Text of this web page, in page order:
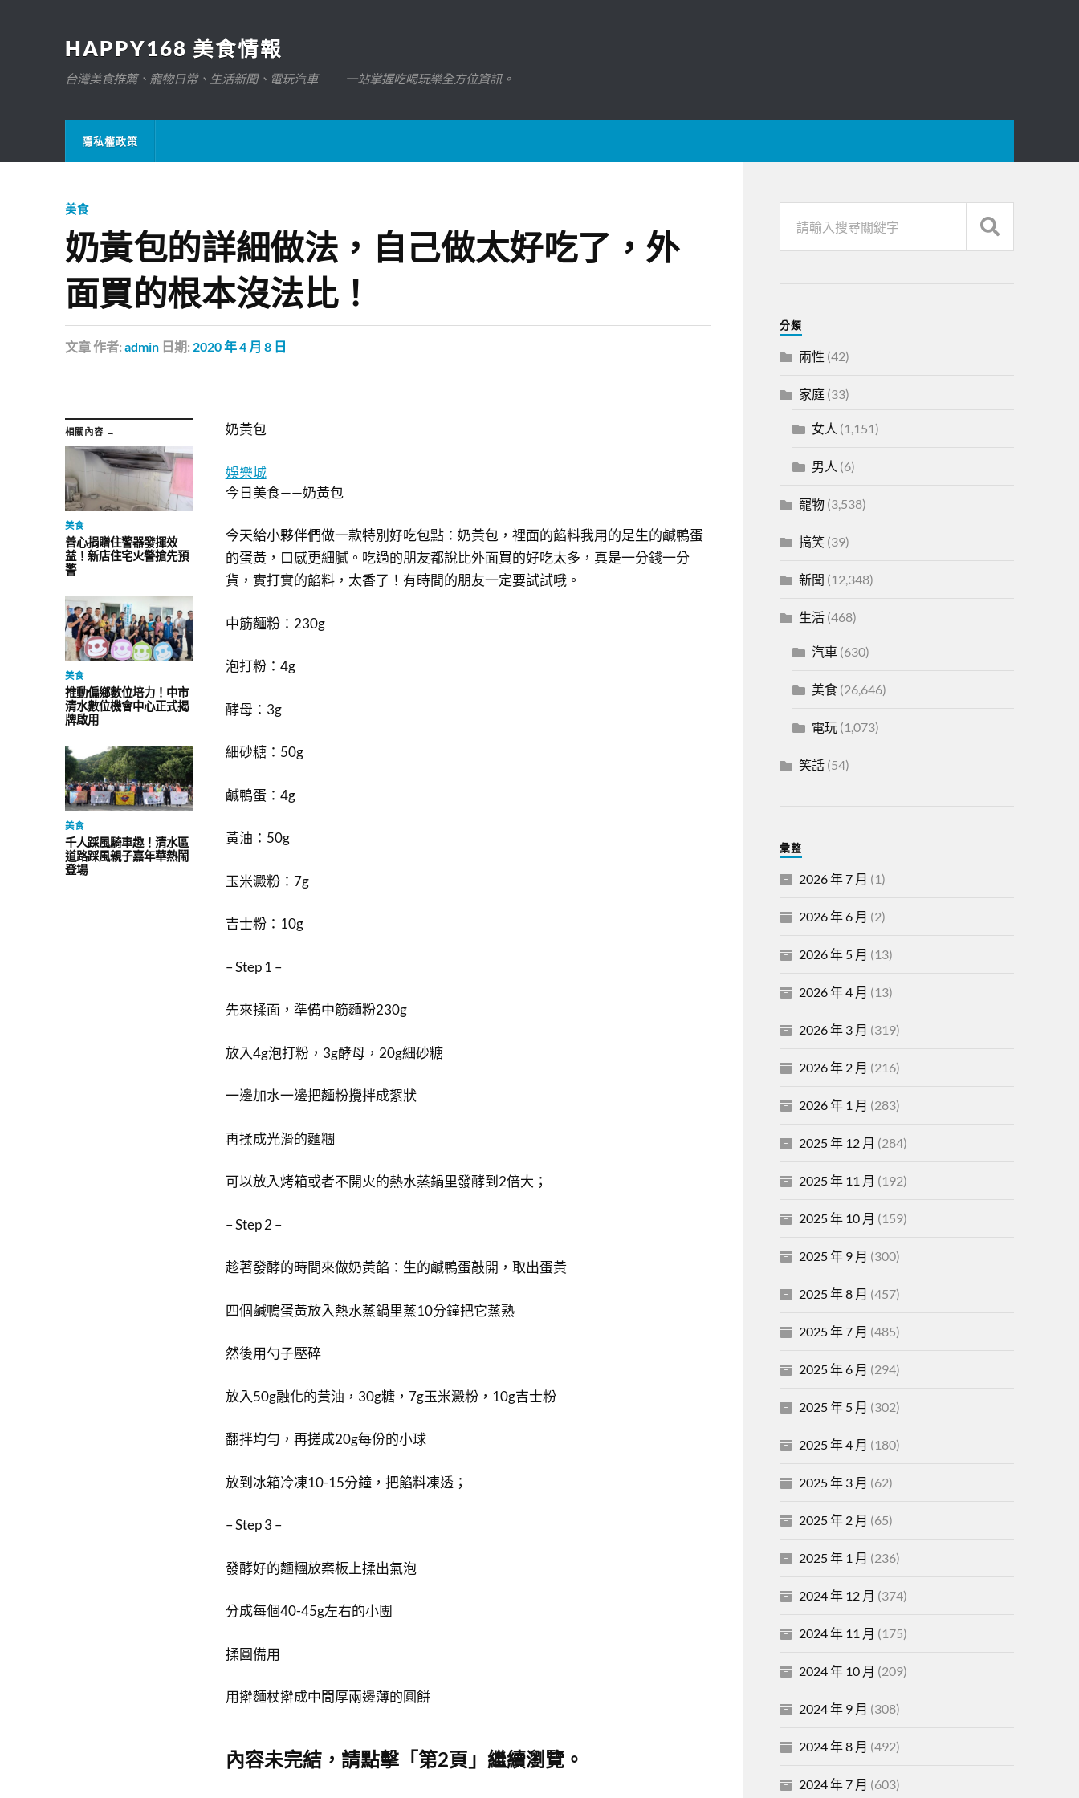
HAPPY168 美食情報
台灣美食推薦、寵物日常、生活新聞、電玩汽車——一站掌握吃喝玩樂全方位資訊。
隱私權政策
美食
奶黃包的詳細做法，自己做太好吃了，外
面買的根本沒法比！
文章作者: admin 日期: 2020 年 4 月 8 日
相關內容 →
美食
善心捐贈住警器發揮效
益！新店住宅火警搶先預
警
美食
推動偏鄉數位培力！中市
清水數位機會中心正式揭
牌啟用
美食
千人踩風騎車趣！清水區
道路踩風親子嘉年華熱鬧
登場
奶黃包
娛樂城
今日美食——奶黃包
今天給小夥伴們做一款特別好吃包點：奶黃包，裡面的餡料我用的是生的鹹鴨蛋
的蛋黃，口感更細膩。吃過的朋友都說比外面買的好吃太多，真是一分錢一分
貨，實打實的餡料，太香了！有時間的朋友一定要試試哦。
中筋麵粉：230g
泡打粉：4g
酵母：3g
細砂糖：50g
鹹鴨蛋：4g
黃油：50g
玉米澱粉：7g
吉士粉：10g
– Step 1 –
先來揉面，準備中筋麵粉230g
放入4g泡打粉，3g酵母，20g細砂糖
一邊加水一邊把麵粉攪拌成絮狀
再揉成光滑的麵糰
可以放入烤箱或者不開火的熱水蒸鍋里發酵到2倍大；
– Step 2 –
趁著發酵的時間來做奶黃餡：生的鹹鴨蛋敲開，取出蛋黃
四個鹹鴨蛋黃放入熱水蒸鍋里蒸10分鐘把它蒸熟
然後用勺子壓碎
放入50g融化的黃油，30g糖，7g玉米澱粉，10g吉士粉
翻拌均勻，再搓成20g每份的小球
放到冰箱冷凍10-15分鐘，把餡料凍透；
– Step 3 –
發酵好的麵糰放案板上揉出氣泡
分成每個40-45g左右的小團
揉圓備用
用擀麵杖擀成中間厚兩邊薄的圓餅
內容未完結，請點擊「第2頁」繼續瀏覽。
分類
兩性 (42)
家庭(33)
女人 (1,151)
男人 (6)
寵物(3,538)
搞笑(39)
新聞 (12,348)
生活(468)
汽車(630)
美食(26,646)
電玩(1,073)
笑話(54)
彙整
2026 年 7 月 (1)
2026 年 6 月 (2)
2026 年 5 月 (13)
2026 年 4 月 (13)
2026 年 3 月 (319)
2026 年 2 月 (216)
2026 年 1 月 (283)
2025 年 12 月 (284)
2025 年 11 月 (192)
2025 年 10 月 (159)
2025 年 9 月 (300)
2025 年 8 月 (457)
2025 年 7 月 (485)
2025 年 6 月 (294)
2025 年 5 月 (302)
2025 年 4 月 (180)
2025 年 3 月 (62)
2025 年 2 月 (65)
2025 年 1 月 (236)
2024 年 12 月 (374)
2024 年 11 月 (175)
2024 年 10 月 (209)
2024 年 9 月 (308)
2024 年 8 月 (492)
2024 年 7 月 (603)